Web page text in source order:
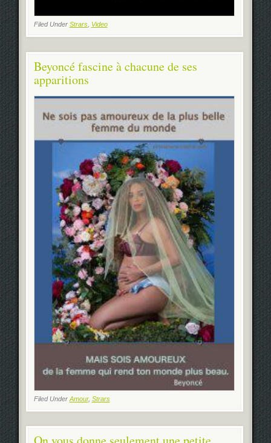
Filed Under Strars, Video
Beyoncé fascine à chacune de ses
apparitions
Filed Under Amour, Strars